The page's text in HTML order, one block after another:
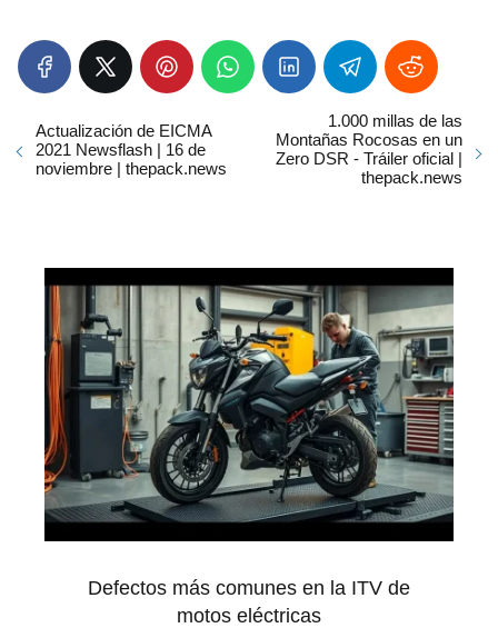
Actualización de EICMA
2021 Newsflash | 16 de
noviembre | thepack.news
1.000 millas de las
Montañas Rocosas en un
Zero DSR - Tráiler oficial |
thepack.news
Defectos más comunes en la ITV de
motos eléctricas